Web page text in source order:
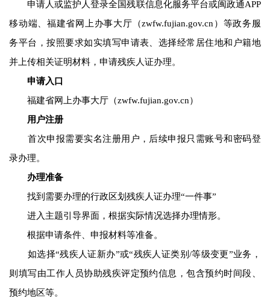
申请人或监护人登录全国残联信息化服务平台或闽政通APP
移动端、福建省网上办事大厅（zwfw.fujian.gov.cn）等政务服
务平台，按照要求如实填写申请表、选择经常居住地和户籍地
并上传相关证明材料，申请残疾人证办理。
申请入口
福建省网上办事大厅（zwfw.fujian.gov.cn）
用户注册
首次申报需要实名注册用户，后续申报只需账号和密码登
录办理。
办理准备
找到需要办理的行政区划残疾人证办理“一件事”
进入主题引导界面，根据实际情况选择办理情形。
根据申请条件、申报材料等准备。
如选择“残疾人证新办”或“残疾人证类别/等级变更”业务，
则填写由工作人员协助残疾评定预约信息，包含预约时间段、
预约地区等。